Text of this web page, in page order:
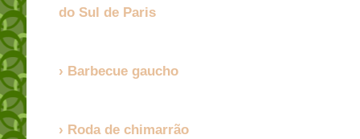
do Sul de Paris
Barbecue gaucho
Roda de chimarrão